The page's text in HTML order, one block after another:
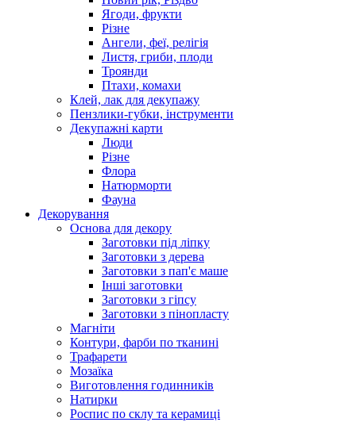
Ягоди, фрукти
Різне
Ангели, феї, релігія
Листя, гриби, плоди
Троянди
Птахи, комахи
Клей, лак для декупажу
Пензлики-губки, інструменти
Декупажні карти
Люди
Різне
Флора
Натюрморти
Фауна
Декорування
Основа для декору
Заготовки під ліпку
Заготовки з дерева
Заготовки з пап'є маше
Інші заготовки
Заготовки з гіпсу
Заготовки з пінопласту
Магніти
Контури, фарби по тканині
Трафарети
Мозаїка
Виготовлення годинників
Натирки
Роспис по склу та керамиці